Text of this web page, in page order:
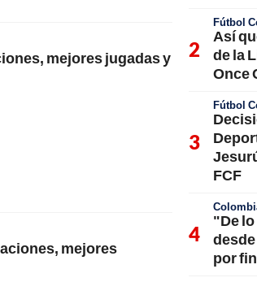
mejores jugadas y
mejores
Fútbol
Así
de la
Once
Fútbol
FCF
"De
por